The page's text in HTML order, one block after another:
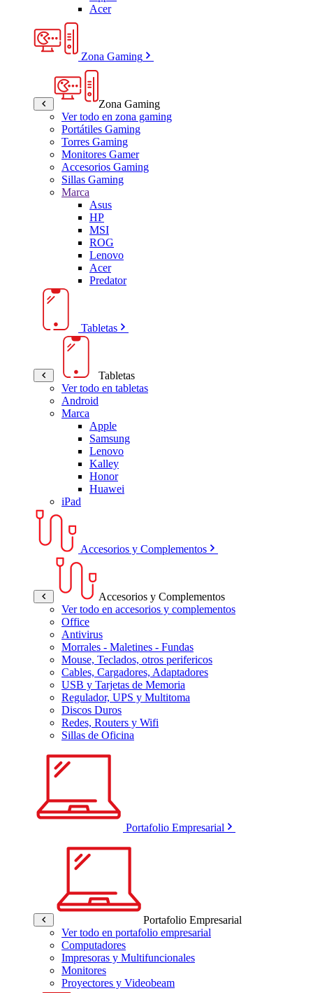
Acer
Zona Gaming
Zona Gaming
Ver todo en zona gaming
Portátiles Gaming
Torres Gaming
Monitores Gamer
Accesorios Gaming
Sillas Gaming
Marca
Asus
HP
MSI
ROG
Lenovo
Acer
Predator
Tabletas
Tabletas
Ver todo en tabletas
Android
Marca
Apple
Samsung
Lenovo
Kalley
Honor
Huawei
iPad
Accesorios y Complementos
Accesorios y Complementos
Ver todo en accesorios y complementos
Office
Antivirus
Morrales - Maletines - Fundas
Mouse, Teclados, otros perifericos
Cables, Cargadores, Adaptadores
USB y Tarjetas de Memoria
Regulador, UPS y Multitoma
Discos Duros
Redes, Routers y Wifi
Sillas de Oficina
Portafolio Empresarial
Portafolio Empresarial
Ver todo en portafolio empresarial
Computadores
Impresoras y Multifuncionales
Monitores
Proyectores y Videobeam